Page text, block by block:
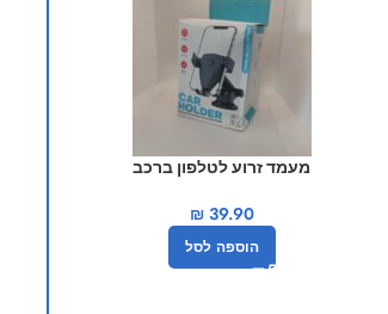
מעמד זרוע לטלפון ברכב
₪39.90
הוספה לסל